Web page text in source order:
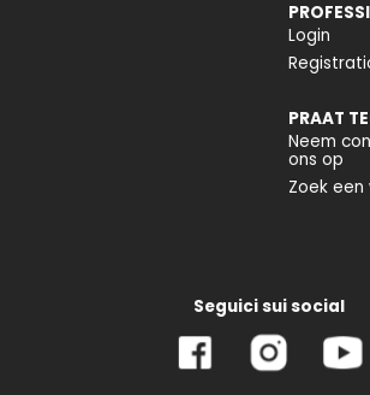
Login
PRAAT
Neem
ons op
Zoek een
Seguici sui social